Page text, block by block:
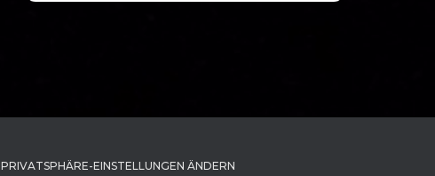
PRIVATSPHÄRE-EINSTELLUNGEN ÄNDERN